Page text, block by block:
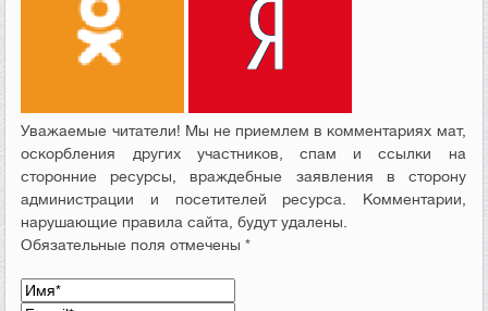
Уважаемые читатели! Мы не приемлем в комментариях мат,
оскорбления других участников, спам и ссылки на
сторонние ресурсы, враждебные заявления в сторону
администрации и посетителей ресурса. Комментарии,
нарушающие правила сайта, будут удалены.
Обязательные поля отмечены *